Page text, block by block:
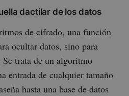
dactilar de los datos
de cifrado, una función
ocultar datos, sino para
trata de un algoritmo
entrada de cualquier tamaño
hasta una base de datos